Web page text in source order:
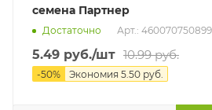
семена Партнер
Достаточно Арт.:
5.49 руб./шт 10.99руб.
-50% Экономия 5.50 руб.